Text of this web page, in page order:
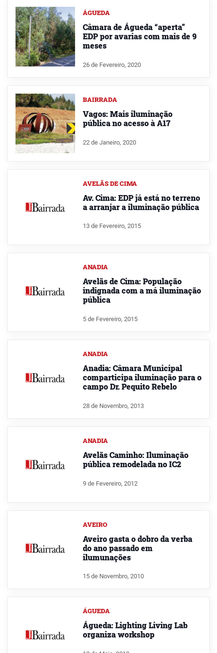
ÁGUEDA
Câmara de Águeda “aperta”
EDP por avarias com mais de 9
meses
26 de Fevereiro, 2020
BAIRRADA
Vagos: Mais iluminação
pública no acesso à A17
22 de Janeiro, 2020
AVELÃS DE CIMA
Av. Cima: EDP já está no terreno
a arranjar a iluminação pública
13 de Fevereiro, 2015
ANADIA
Avelãs de Cima: População
indignada com a má iluminação
pública
5 de Fevereiro, 2015
ANADIA
Anadia: Câmara Municipal
comparticipa iluminação para o
campo Dr. Pequito Rebelo
28 de Novembro, 2013
ANADIA
Avelãs Caminho: Iluminação
pública remodelada no IC2
9 de Fevereiro, 2012
AVEIRO
Aveiro gasta o dobro da verba
do ano passado em
ilumunações
15 de Novembro, 2010
ÁGUEDA
Águeda: Lighting Living Lab
organiza workshop